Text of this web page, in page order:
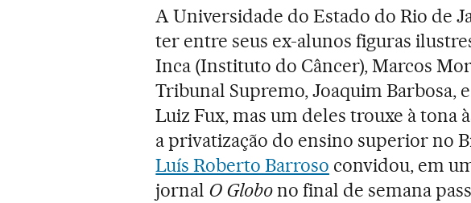
A Universidade do Estado do Rio de
ter entre seus ex-alunos figuras
Inca (Instituto do Câncer), Marcos
Tribunal Supremo, Joaquim Barbosa,
Luiz Fux, mas um deles trouxe à tona
a privatização do ensino superior no
Luís Roberto Barroso convidou, em
jornal O Globono final de semana